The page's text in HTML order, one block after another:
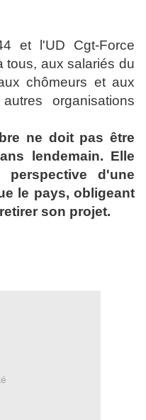
et l'UD Cgt-Force
tous, aux salariés du
chômeurs et aux
organisations
ne doit pas être
lendemain. Elle
d'une
le pays, obligeant
son projet.